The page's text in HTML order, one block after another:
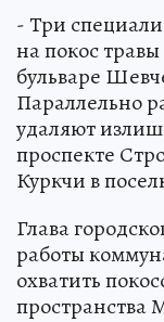
- Три
на покос
бульваре
Параллельно
удаляют
проспекте
Куркчи в
Глава
работы
охватить
пространства